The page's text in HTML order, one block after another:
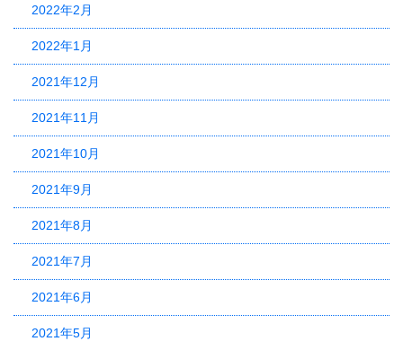
2022年2月
2022年1月
2021年12月
2021年11月
2021年10月
2021年9月
2021年8月
2021年7月
2021年6月
2021年5月